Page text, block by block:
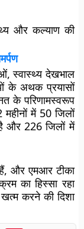
और कल्याण की
स्वास्थ्य देखभाल
के अथक प्रयासों
के परिणामस्वरूप
महीनों में 50 जिलों
और 226 जिलों में
और एमआर टीका
का हिस्सा रहा
करने की दिशा